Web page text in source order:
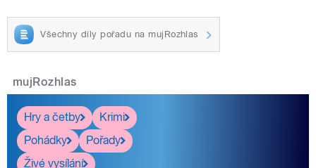
Všechny díly pořadu na mujRozhlas
mujRozhlas
Hry a četby
Krimi
Pohádky
Pořady
Živé vysílání